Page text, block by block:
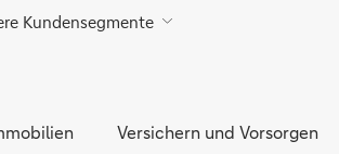
(Enter drücken)
(Enter drücken)
Kundensegmente
Versichern und Vorsorgen